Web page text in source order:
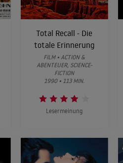
Total Recall - Die
totale Erinnerung
FILM • ACTION &
ABENTEUER, SCIENCE-
FICTION
1990 • 113 MIN.
Lesermeinung